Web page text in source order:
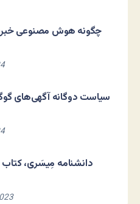
چگونه هوش مصنوعی
سیاست دوگانه آگهی‌های
دانشنامه مِیسَری،